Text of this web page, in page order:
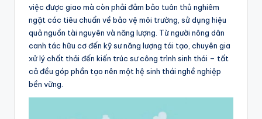
việc được giao mà còn phải đảm bảo tuân thủ nghiêm
ngặt các tiêu chuẩn về bảo vệ môi trường, sử dụng hiệu
quả nguồn tài nguyên và năng lượng. Từ người nông dân
canh tác hữu cơ đến kỹ sư năng lượng tái tạo, chuyên gia
xử lý chất thải đến kiến trúc sư công trình sinh thái – tất
cả đều góp phần tạo nên một hệ sinh thái nghề nghiệp
bền vững.